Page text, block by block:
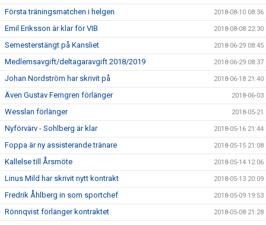
Första träningsmatchen i helgen 2018-08-10 08:36
Emil Eriksson är klar för VIB 2018-08-08 22:30
Semesterstängt på Kansliet 2018-06-29 08:45
Medlemsavgift/deltagaravgift 2018/2019 2018-06-29 08:37
Johan Nordström har skrivit på 2018-06-18 21:40
Även Gustav Ferngren förlänger 2018-06-03
Wesslan förlänger 2018-05-21
Nyförvärv - Sohlberg är klar 2018-05-16 21:44
Foppa är ny assisterande tränare 2018-05-15 21:08
Kallelse till Årsmöte 2018-05-14 12:06
Linus Mild har skrivit nytt kontrakt 2018-05-13 20:09
Fredrik Åhlberg in som sportchef 2018-05-09 19:53
Rönnqvist förlänger kontraktet 2018-05-08 21:28